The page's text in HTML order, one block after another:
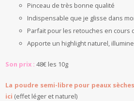
Pinceau de très bonne qualité
Indispensable que je glisse dans
Parfait pour les retouches en cours
Apporte un highlight naturel,
Son prix : 48€ les 10g
La poudre semi-libre pour peaux
ici (effet léger et naturel)